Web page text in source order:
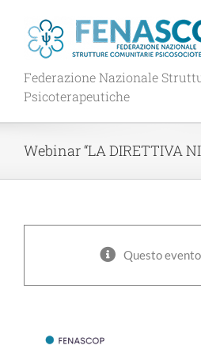
contenuto
Federazione Nazionale
Psicoterapeutiche
Webinar “LA DIRETTIVA
Questo